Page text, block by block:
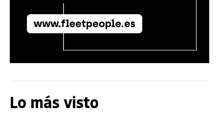
Lo más visto